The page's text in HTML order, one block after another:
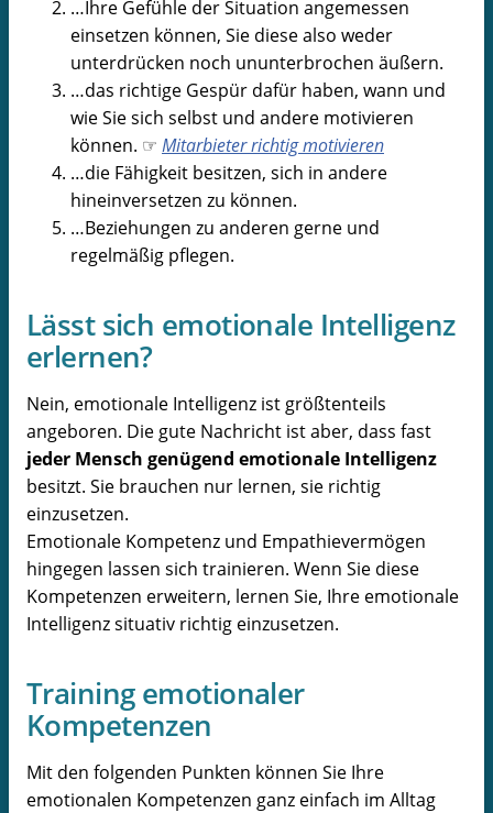
…Ihre Gefühle der Situation angemessen
einsetzen können, Sie diese also weder
unterdrücken noch ununterbrochen äußern.
…das richtige Gespür dafür haben, wann und
wie Sie sich selbst und andere motivieren
können. ☞ Mitarbieter richtig motivieren
…die Fähigkeit besitzen, sich in andere
hineinversetzen zu können.
…Beziehungen zu anderen gerne und
regelmäßig pflegen.
Lässt sich emotionale Intelligenz
erlernen?
Nein, emotionale Intelligenz ist größtenteils
angeboren. Die gute Nachricht ist aber, dass fast
jeder Mensch genügend emotionale Intelligenz
besitzt. Sie brauchen nur lernen, sie richtig
einzusetzen.
Emotionale Kompetenz und Empathievermögen
hingegen lassen sich trainieren. Wenn Sie diese
Kompetenzen erweitern, lernen Sie, Ihre emotionale
Intelligenz situativ richtig einzusetzen.
Training emotionaler
Kompetenzen
Mit den folgenden Punkten können Sie Ihre
emotionalen Kompetenzen ganz einfach im Alltag